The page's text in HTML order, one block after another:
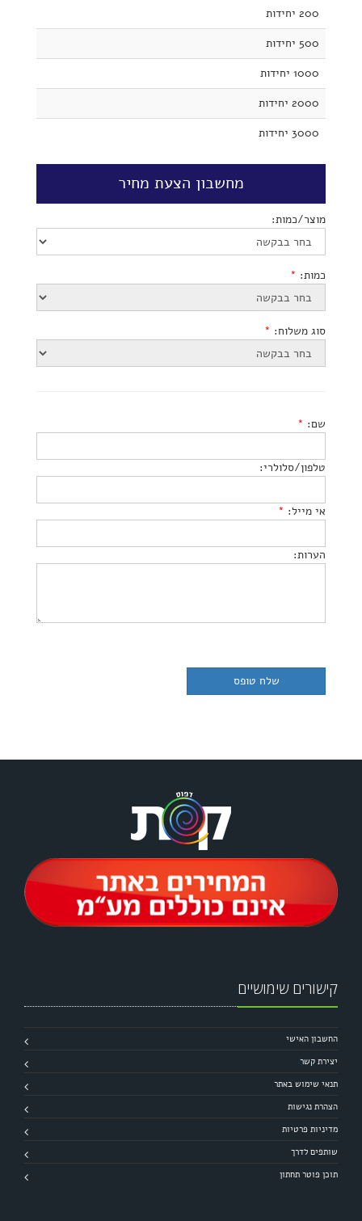
200 יחידות
500 יחידות
1000 יחידות
2000 יחידות
3000 יחידות
מחשבון הצעת מחיר
מוצר/כמות:
כמות: *
סוג משלוח: *
שם: *
טלפון/סלולרי:
אי מייל: *
הערות:
קישורים שימושיים
החשבון האישי
יצירת קשר
תנאי שימוש באתר
הצהרת נגישות
מדיניות פרטיות
שותפים לדרך
תוכן פוטר תחתון